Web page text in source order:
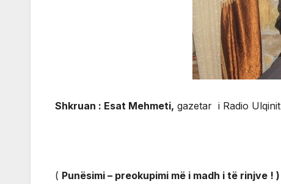
Shkruan : Esat Mehmeti, gazetar i Radio Ulqinit
( Punësimi – preokupimi më i madh i të rinjve ! )